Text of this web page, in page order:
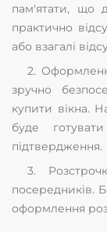
пам'ятати, що
практично
або взагалі
2.
зручно
купити вікна.
буде
підтвердження.
3.
посередників.
оформлення